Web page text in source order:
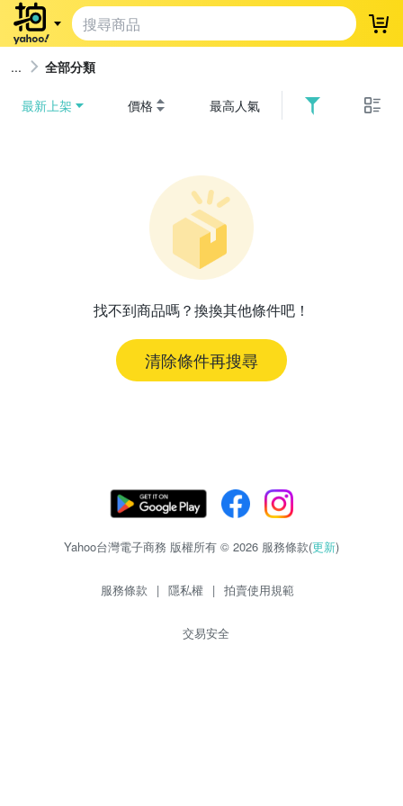
登
全部分類
最新上架 價格 最高人氣
找不到商品嗎？換換其他條件吧！
清除條件再搜尋
Yahoo台灣電子商務 版權所有 © 2026 服務條款(更新)
服務條款 | 隱私權 | 拍賣使用規範
交易安全